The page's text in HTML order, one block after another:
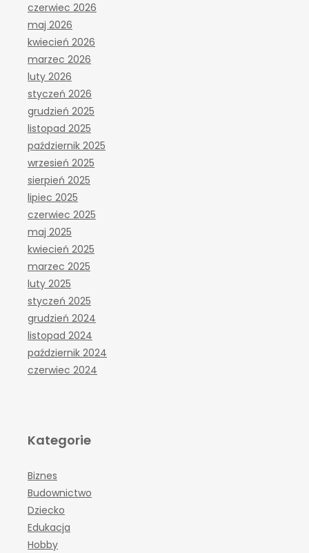
czerwiec 2026
maj 2026
kwiecień 2026
marzec 2026
luty 2026
styczeń 2026
grudzień 2025
listopad 2025
październik 2025
wrzesień 2025
sierpień 2025
lipiec 2025
czerwiec 2025
maj 2025
kwiecień 2025
marzec 2025
luty 2025
styczeń 2025
grudzień 2024
listopad 2024
październik 2024
czerwiec 2024
Kategorie
Biznes
Budownictwo
Dziecko
Edukacja
Hobby